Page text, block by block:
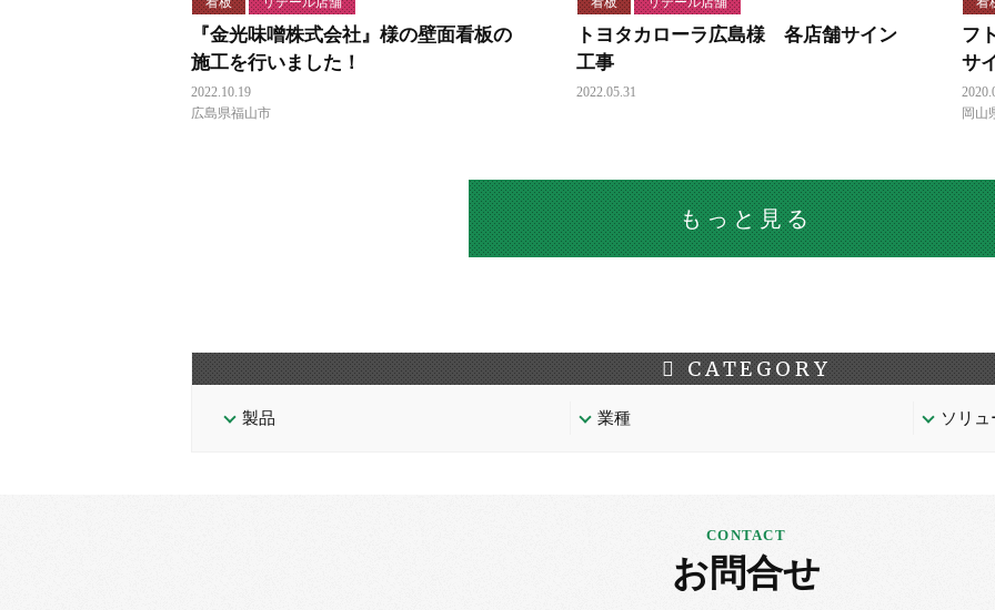
『金光味噌株式会社』様の壁面看板の
施工を行いました！
2022.10.19
広島県福山市
トヨタカローラ広島様 各店舗サイン
工事
2022.05.31
フ
サ
岡山
もっと見る
CATEGORY
製品 業種 ソリ
お問合せ